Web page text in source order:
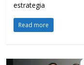
estrategia
Read more